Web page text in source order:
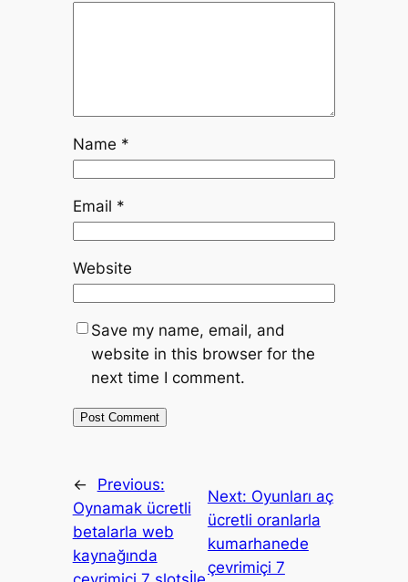
Name *
Email *
Website
Save my name, email, and
website in this browser for the
next time I comment.
←
Previous:
Oynamak ücretli
betalarla web
kaynağında
Next: Oyunları aç
ücretli oranlarla
kumarhanede
çevrimiçi 7